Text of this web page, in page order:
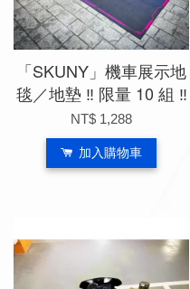
「SKUNY」機車展示地
毯／地墊 ‼ 限量 10 組 ‼
NT$ 1,288
加入購物車